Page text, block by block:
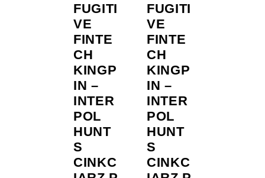
FUGITI
VE
FINTE
CH
KINGP
IN –
INTER
POL
HUNT
S
CINKC
FUGITI
VE
FINTE
CH
KINGP
IN –
INTER
POL
HUNT
S
CINKC